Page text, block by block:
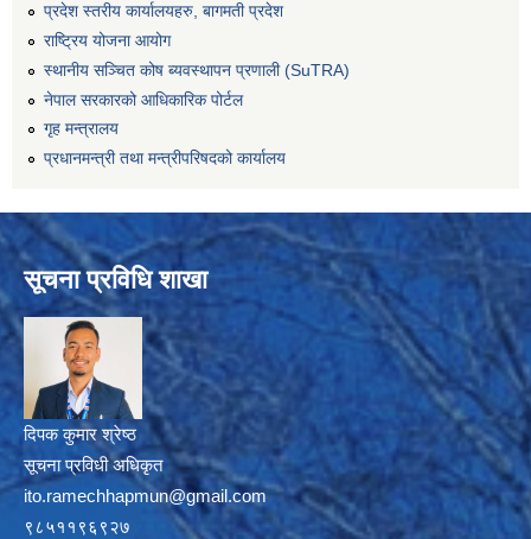
प्रदेश स्तरीय कार्यालयहरु, बागमती प्रदेश
राष्ट्रिय योजना आयोग
स्थानीय सञ्चित कोष ब्यवस्थापन प्रणाली (SuTRA)
नेपाल सरकारको आधिकारिक पोर्टल
गृह मन्त्रालय
प्रधानमन्त्री तथा मन्त्रीपरिषदको कार्यालय
सूचना प्रविधि शाखा
दिपक कुमार श्रेष्ठ
सूचना प्रविधी अधिकृत
ito.ramechhapmun@gmail.com
९८५११९६९२७